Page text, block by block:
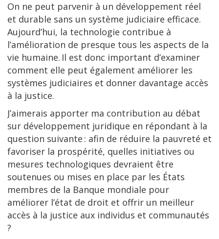
On ne peut parvenir à un développement réel
et durable sans un système judiciaire efficace.
Aujourd’hui, la technologie contribue à
l’amélioration de presque tous les aspects de la
vie humaine. Il est donc important d’examiner
comment elle peut également améliorer les
systèmes judiciaires et donner davantage accès
à la justice.
J’aimerais apporter ma contribution au débat
sur développement juridique en répondant à la
question suivante : afin de réduire la pauvreté et
favoriser la prospérité, quelles initiatives ou
mesures technologiques devraient être
soutenues ou mises en place par les États
membres de la Banque mondiale pour
améliorer l’état de droit et offrir un meilleur
accès à la justice aux individus et communautés
?